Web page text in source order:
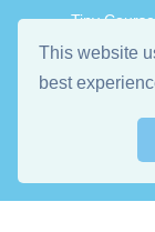
This website
best
Tiny
TinyTap
Terms &
Privacy